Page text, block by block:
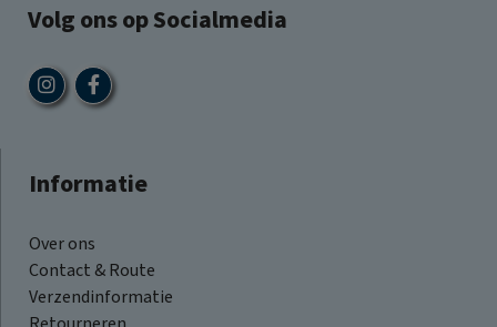
Volg ons op Socialmedia
Informatie
Over ons
Contact & Route
Verzendinformatie